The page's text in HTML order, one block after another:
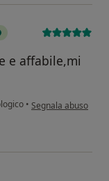
e affabile,mi
• secondo l'opinione
Segnala abuso